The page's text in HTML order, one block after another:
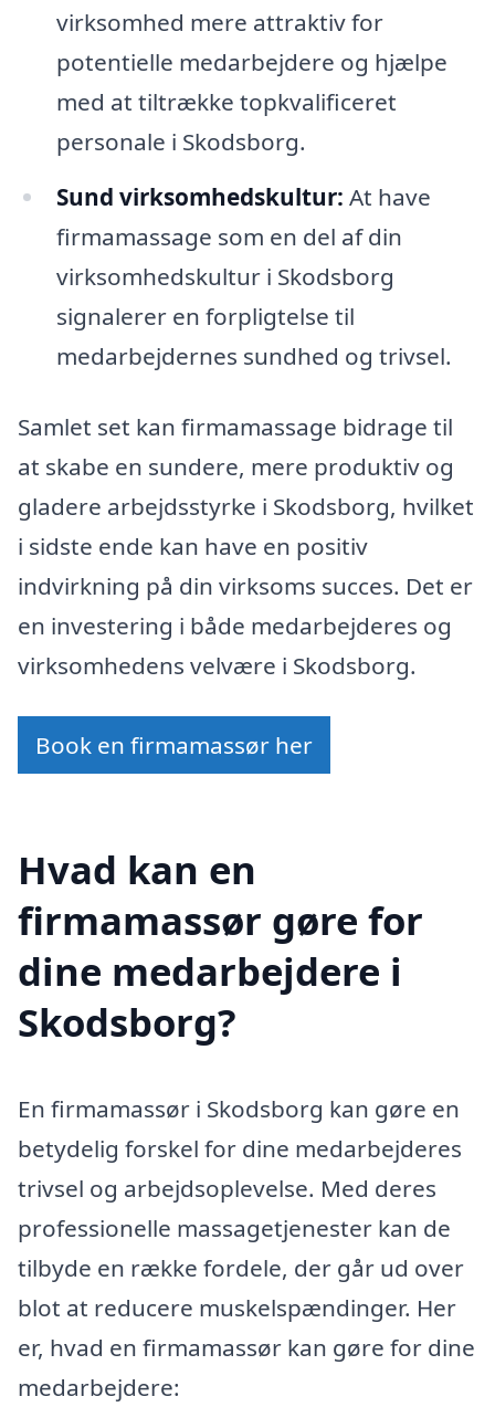
virksomhed mere attraktiv for
potentielle medarbejdere og hjælpe
med at tiltrække topkvalificeret
personale i Skodsborg.
Sund virksomhedskultur: At have
firmamassage som en del af din
virksomhedskultur i Skodsborg
signalerer en forpligtelse til
medarbejdernes sundhed og trivsel.
Samlet set kan firmamassage bidrage til
at skabe en sundere, mere produktiv og
gladere arbejdsstyrke i Skodsborg, hvilket
i sidste ende kan have en positiv
indvirkning på din virksoms succes. Det er
en investering i både medarbejderes og
virksomhedens velvære i Skodsborg.
Book en firmamassør her
Hvad kan en
firmamassør gøre for
dine medarbejdere i
Skodsborg?
En firmamassør i Skodsborg kan gøre en
betydelig forskel for dine medarbejderes
trivsel og arbejdsoplevelse. Med deres
professionelle massagetjenester kan de
tilbyde en række fordele, der går ud over
blot at reducere muskelspændinger. Her
er, hvad en firmamassør kan gøre for dine
medarbejdere: